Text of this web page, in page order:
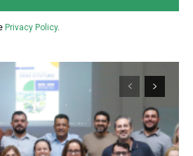
Privacy Policy.